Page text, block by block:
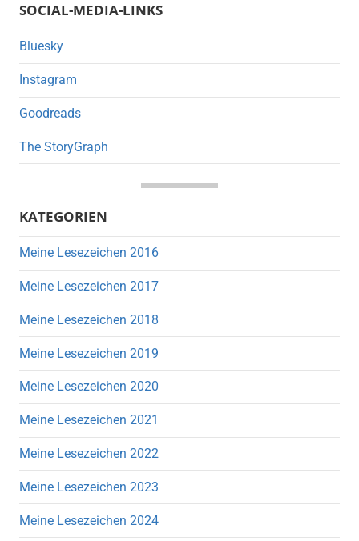
SOCIAL-MEDIA-LINKS
Bluesky
Instagram
Goodreads
The StoryGraph
KATEGORIEN
Meine Lesezeichen 2016
Meine Lesezeichen 2017
Meine Lesezeichen 2018
Meine Lesezeichen 2019
Meine Lesezeichen 2020
Meine Lesezeichen 2021
Meine Lesezeichen 2022
Meine Lesezeichen 2023
Meine Lesezeichen 2024